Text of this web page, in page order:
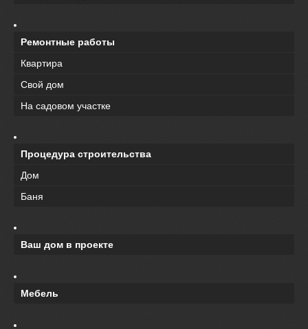
Ремонтные работы
Квартира
Свой дом
На садовом участке
Процедура строительства
Дом
Баня
Ваш дом в проекте
Мебель